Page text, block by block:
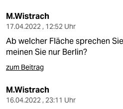
M.Wistrach
17.04.2022 , 12:52 Uhr
Ab welcher Fläche sprechen
meinen Sie nur Berlin?
zum Beitrag
M.Wistrach
16.04.2022 , 23:11 Uhr